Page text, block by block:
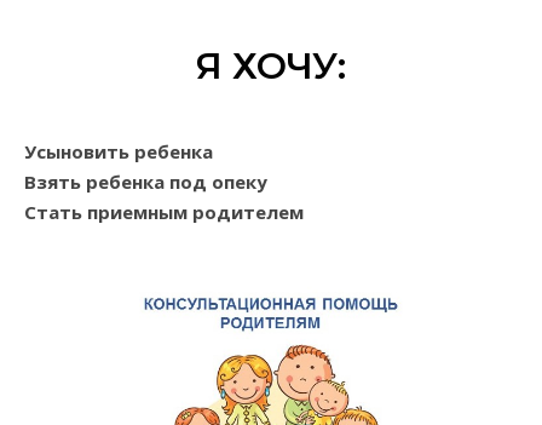
Я ХОЧУ:
Усыновить ребенка
Взять ребенка под опеку
Стать приемным родителем